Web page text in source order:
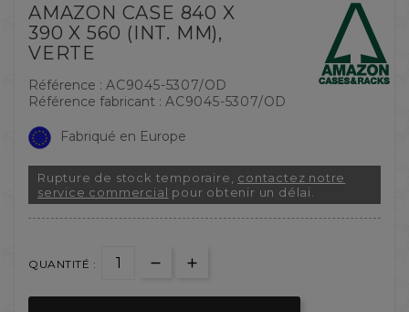
AMAZON CASE 840 X
390 X 560 (INT. MM),
VERTE
Référence : AC9045-5307/OD
Référence fabricant : AC9045-5307/OD
Fabriqué en Europe
Rupture de stock temporaire, contactez notre
service commercial pour obtenir un délai.
QUANTITÉ :